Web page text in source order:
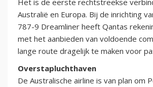
Het is de eerste rechtstreekse
Australië en Europa. Bij de inrichting
787-9 Dreamliner heeft Qantas
met het aanbieden van voldoende
lange route dragelijk te maken voor
Overstapluchthaven
De Australische airline is van plan om